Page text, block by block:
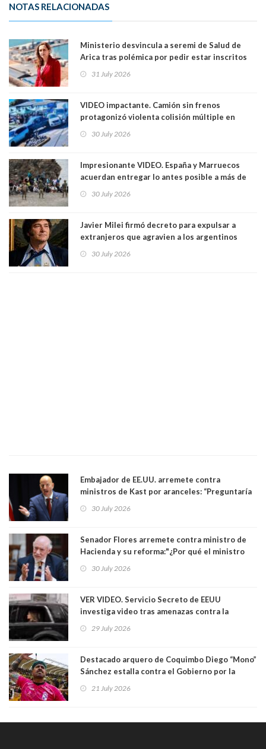
NOTAS RELACIONADAS
Ministerio desvincula a seremi de Salud de
Arica tras polémica por pedir estar inscritos
Ya son 29 seremis despedidos desde el 11 de
31 July 2026
VIDEO impactante. Camión sin frenos
protagonizó violenta colisión múltiple en
30 July 2026
Impresionante VIDEO. España y Marruecos
acuerdan entregar lo antes posible a más de
avalancha y de manera irregular a territorio
30 July 2026
Javier Milei firmó decreto para expulsar a
extranjeros que agravien a los argentinos
30 July 2026
Embajador de EE.UU. arremete contra
ministros de Kast por aranceles: “Preguntaría
Yo diría que no”
30 July 2026
Senador Flores arremete contra ministro de
Hacienda y su reforma:"¿Por qué el ministro
más ricos, pasándole la aplanadora a los
30 July 2026
VER VIDEO. Servicio Secreto de EEUU
investiga video tras amenazas contra la
29 July 2026
Destacado arquero de Coquimbo Diego “Mono”
Sánchez estalla contra el Gobierno por la
contra ministro Poduje a quién trató de
21 July 2026